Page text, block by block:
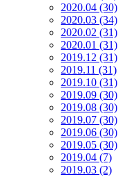
2020.04 (30)
2020.03 (34)
2020.02 (31)
2020.01 (31)
2019.12 (31)
2019.11 (31)
2019.10 (31)
2019.09 (30)
2019.08 (30)
2019.07 (30)
2019.06 (30)
2019.05 (30)
2019.04 (7)
2019.03 (2)